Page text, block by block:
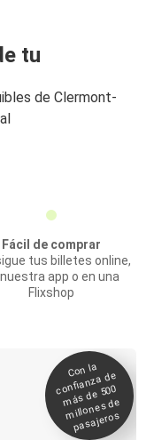
tu
de Clermont-
Fácil de comprar
tus billetes online,
app o en una
Flixshop
Con la
confianza de
más de 500
millones de
pasajeros